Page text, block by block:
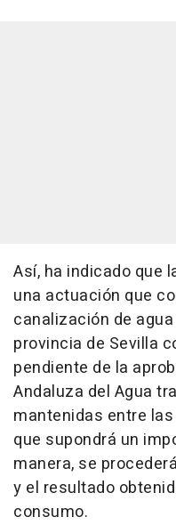
Así, ha indicado que
una actuación que
canalización de
provincia de Sevilla
pendiente de la
Andaluza del Agua
mantenidas entre
que supondrá un
manera, se
y el resultado
consumo.